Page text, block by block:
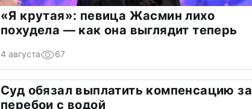
«Я крутая»: певица Жасмин лихо
похудела — как она выглядит теперь
4 августа 67
Суд обязал выплатить компенсацию за
перебои с водой